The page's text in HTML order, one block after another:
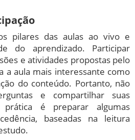
pilares das aulas ao vivo e
do aprendizado. Participar
e atividades propostas pelo
a aula mais interessante como
do conteúdo. Portanto, não
e compartilhar suas
é preparar algumas
baseadas na leitura